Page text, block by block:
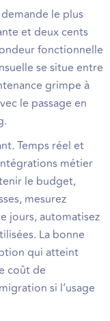
le plus
et deux cents
fonctionnelle
se situe entre
grimpe à
le passage en
Temps réel et
métier
le budget,
mesurez
jours, automatisez
La bonne
qui atteint
coût de
si l’usage